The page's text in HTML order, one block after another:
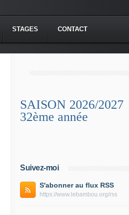
STAGES CONTACT
SAISON 2026/2027
32ème année
Suivez-moi
S'abonner au flux RSS
https://www.lebambou.org/rss